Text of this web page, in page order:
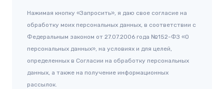
Нажимая кнопку «Запросить», я даю свое согласие на
обработку моих персональных данных, в соответствии с
Федеральным законом от 27.07.2006 года №152-ФЗ «О
персональных данных», на условиях и для целей,
определенных в Согласии на обработку персональных
данных, а также на получение информационных
рассылок.